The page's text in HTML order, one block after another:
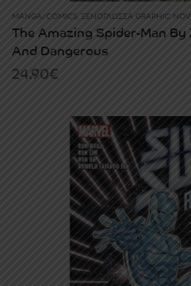
MANGA/COMICS ΞΕΝΌΓΛΩΣΣΑ GRAPHIC
The Amazing Spider-Man
And Dangerous
24.90€